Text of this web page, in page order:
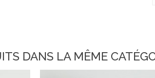
DANS LA MÊME